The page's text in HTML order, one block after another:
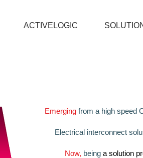
ACTIVELOGIC
Emerging from a high speed
Electrical interconnect
Now, being a solution